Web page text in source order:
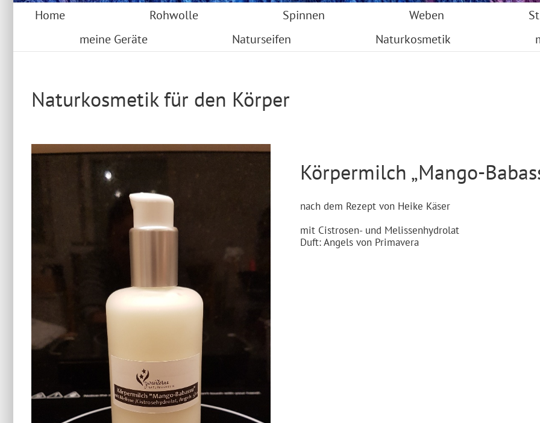
Home Rohwolle Spinnen Weben
meine Geräte
Naturseifen Naturkosmetik
Naturkosmetik für den Körper
Körpermilch „Mango-
nach dem Rezept von Heike Käser
mit Cistrosen- und Melissenhydrolat
Duft: Angels von Primavera